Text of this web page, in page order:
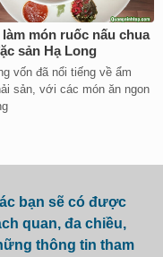
làm món ruốc nấu chua
sản Hạ Long
vốn đã nổi tiếng về ẩm
sản, với các món ăn ngon
bạn sẽ có được
quan, đa chiều,
thông tin tham